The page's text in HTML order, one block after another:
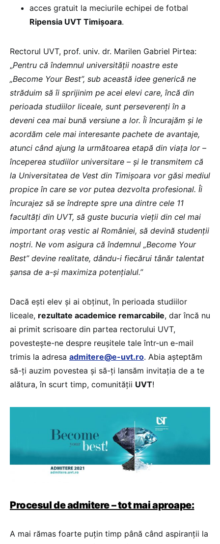
acces gratuit la meciurile echipei de fotbal
Ripensia UVT Timișoara.
Rectorul UVT, prof. univ. dr. Marilen Gabriel Pirtea:
„Pentru că îndemnul universității noastre este
„Become Your Best”, sub această idee generică ne
străduim să îi sprijinim pe acei elevi care, încă din
perioada studiilor liceale, sunt perseverenți în a
deveni cea mai bună versiune a lor. Îi încurajăm și le
acordăm cele mai interesante pachete de avantaje,
atunci când ajung la următoarea etapă din viața lor –
începerea studiilor universitare – și le transmitem că
la Universitatea de Vest din Timișoara vor găsi mediul
propice în care se vor putea dezvolta profesional. Îi
încurajez să se îndrepte spre una dintre cele 11
facultăți din UVT, să guste bucuria vieții din cel mai
important oraș vestic al României, să devină studenții
noștri. Ne vom asigura că îndemnul „Become Your
Best” devine realitate, dându-i fiecărui tânăr talentat
șansa de a-și maximiza potențialul.”
Dacă ești elev și ai obținut, în perioada studiilor
liceale, rezultate academice remarcabile, dar încă nu
ai primit scrisoare din partea rectorului UVT,
povestește-ne despre reușitele tale într-un e-mail
trimis la adresa admitere@e-uvt.ro. Abia așteptăm
să-ți auzim povestea și să-ți lansăm invitația de a te
alătura, în scurt timp, comunității UVT!
Procesul de admitere – tot mai aproape:
A mai rămas foarte puțin timp până când aspiranții la